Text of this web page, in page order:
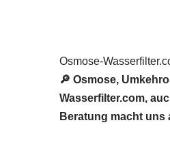
Osmose-
🔎 Osmose,
Wasserfilter.com,
Beratung macht uns